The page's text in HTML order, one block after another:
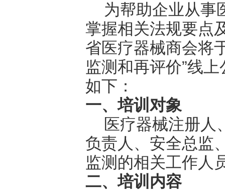
为帮助企业从事
掌握相关法规要点
省医疗器械商会将
监测和再评价”线
如下：
一、培训对象
医疗器械注册人
负责人、安全总监
监测的相关工作人
二、培训内容